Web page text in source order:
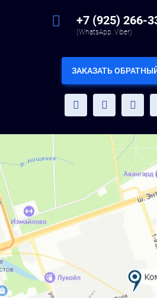
+7 (925) 266-
(WhatsApp, Viber)
ЗАКАЗАТЬ